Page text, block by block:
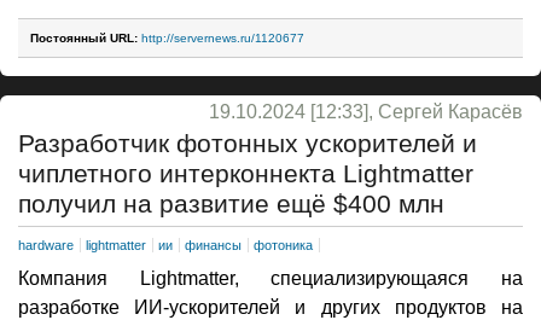
Постоянный URL: http://servernews.ru/1120677
19.10.2024 [12:33], Сергей Карасёв
Разработчик фотонных ускорителей и
чиплетного интерконнекта Lightmatter
получил на развитие ещё $400 млн
hardware lightmatter ии финансы фотоника
Компания Lightmatter, специализирующаяся на
разработке ИИ-ускорителей и других продуктов на